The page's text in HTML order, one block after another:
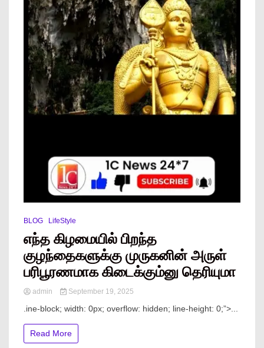
BLOG LifeStyle
எந்த கிழமையில் பிறந்த
குழந்தைகளுக்கு முருகனின் அருள்
பரிபூரணமாக கிடைக்கும்னு தெரியுமா
admin September 19, 2025
.ine-block; width: 0px; overflow: hidden; line-height: 0;”> ...
Read More